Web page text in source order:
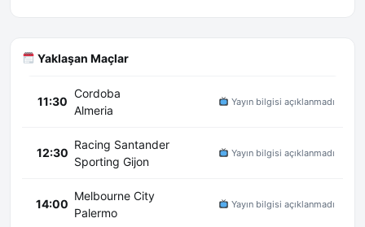
Yaklaşan Maçlar
11:30
Cordoba
Almeria
Yayın bilgisi açıklanmadı
12:30
Racing Santander
Sporting Gijon
Yayın bilgisi açıklanmadı
14:00
Melbourne City
Palermo
Yayın bilgisi açıklanmadı